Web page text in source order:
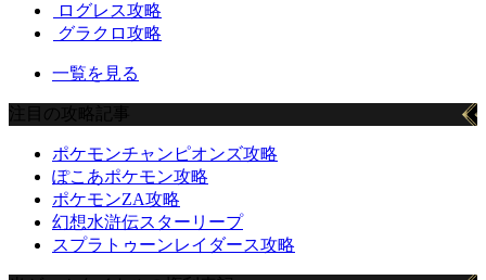
ログレス攻略
グラクロ攻略
一覧を見る
注目の攻略記事
ポケモンチャンピオンズ攻略
ぽこあポケモン攻略
ポケモンZA攻略
幻想水滸伝スターリープ
スプラトゥーンレイダース攻略